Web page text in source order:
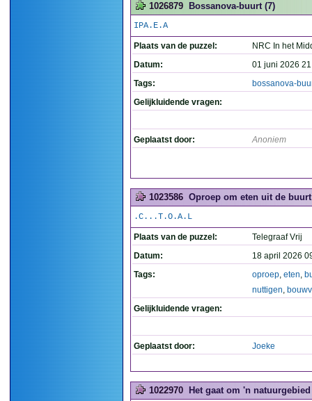
1026879 Bossanova-buurt (7)
IPA.E.A
Plaats van de puzzel:
NRC In het
Datum:
01 juni 2026
Tags:
bossanova-
Gelijkluidende vragen:
Geplaatst door: Anoniem
1023586 Oproep om eten uit de
.C...T.O.A.L
Plaats van de puzzel:
Telegraaf Vrij
Datum:
18 april 2026
Tags:
oproep, eten,
nuttigen,
Gelijkluidende vragen:
Geplaatst door: Joeke
1022970 Het gaat om 'n